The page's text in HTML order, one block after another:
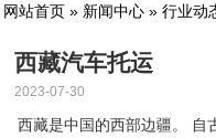
网站首页 » 新闻中心 » 行业动
西藏汽车托运
2023-07-30
西藏是中国的西部边疆。 自